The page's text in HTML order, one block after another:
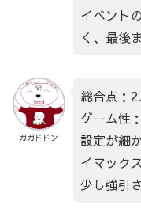
イベント
く、最後
ガガドドン
総合点：
ゲーム性
設定が細
イマック
少し強引